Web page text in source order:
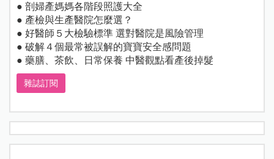
● 剖婦產媽媽各階段照護大全
● 產檢與生產醫院怎麼選？
● 好醫師５大檢驗標準 選對醫院是風險管理
● 破解４個最常被誤解的寶寶安全感問題
● 藥膳、茶飲、日常保養 中醫觀點看產後掉髮
雜誌訂閱